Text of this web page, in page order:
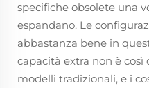
specifiche obsolete una
espandano. Le
abbastanza bene in
capacità extra non è
modelli tradizionali, e i